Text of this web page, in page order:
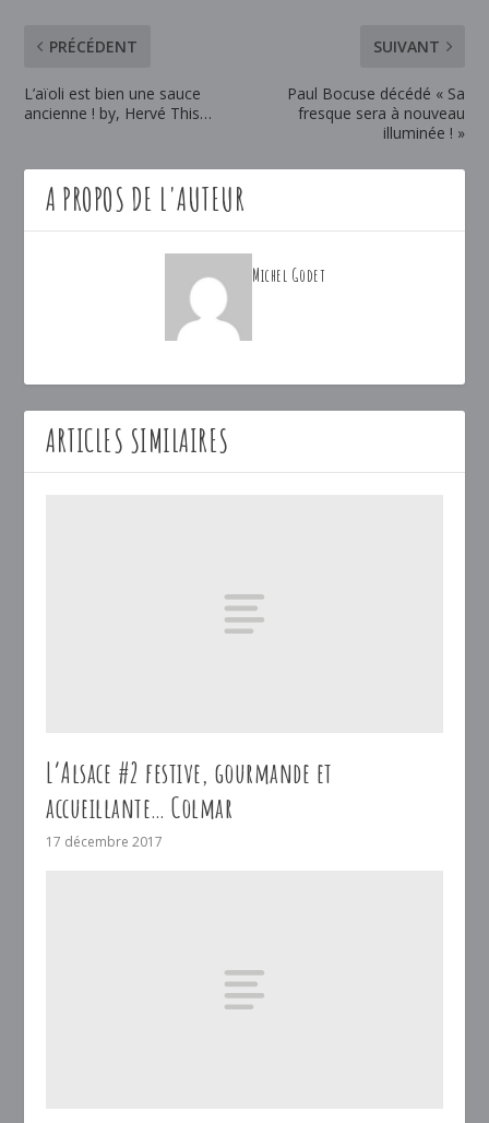
PRÉCÉDENT
L’aïoli est bien une sauce
ancienne ! by, Hervé This…
SUIVANT
Paul Bocuse décédé « Sa
fresque sera à nouveau
illuminée ! »
A PROPOS DE L'AUTEUR
Michel Godet
ARTICLES SIMILAIRES
L’Alsace #2 festive, gourmande et
accueillante… Colmar
17 décembre 2017